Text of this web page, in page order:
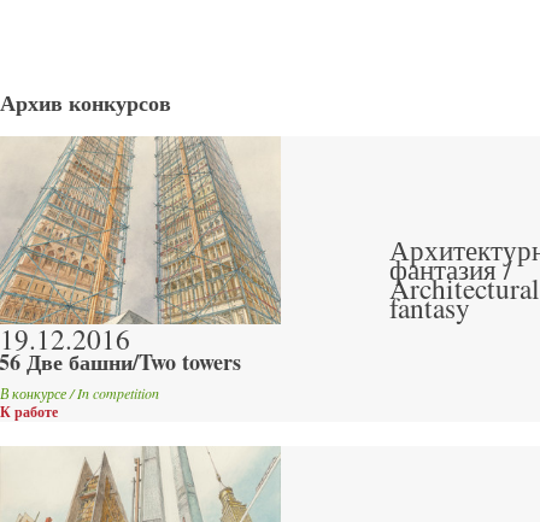
Архив конкурсов
19.12.2016
Две башни/Two towers
В конкурсе / In competition
К работе
фантазия /
Architectural
fantasy